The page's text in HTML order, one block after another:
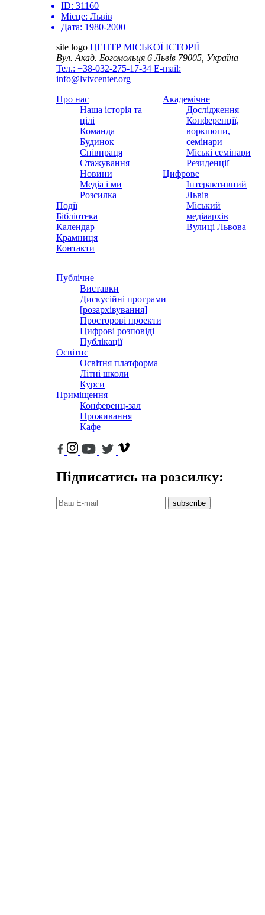
ID: 31160
Місце: Львів
Дата: 1980-2000
site logo ЦЕНТР МІСЬКОЇ ІСТОРІЇ
Вул. Акад. Богомольця 6Львів 79005, Україна
Тел.: +38-032-275-17-34 E-mail:
info@lvivcenter.org
Про нас
Наша історія та
цілі
Команда
Будинок
Співпраця
Стажування
Новини
Медіа і ми
Розсилка
Події
Бібліотека
Календар
Крамниця
Контакти
Академічне
Дослідження
Конференції,
воркшопи,
семінари
Міські семінари
Резиденції
Цифрове
Інтерактивний
Львів
Міський
медіаархів
Вулиці Львова
Публічне
Виставки
Дискусійні програми
[розархівування]
Просторові проекти
Цифрові розповіді
Публікації
Освітнє
Освітня платформа
Літні школи
Курси
Приміщення
Конференц-зал
Проживання
Кафе
Підписатись на розсилку:
subscribe